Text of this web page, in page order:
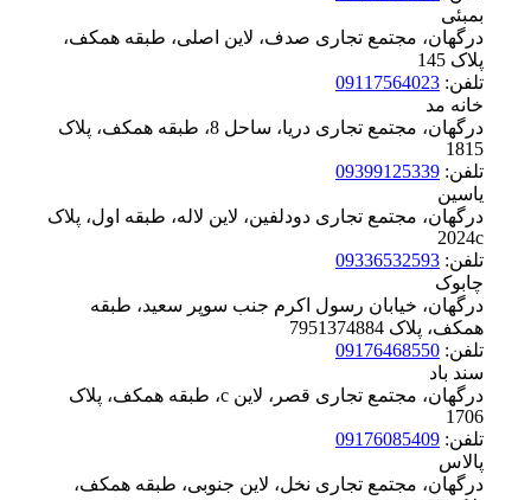
بمبئی
درگهان، مجتمع تجاری صدف، لاین اصلی، طبقه همکف،
پلاک ‪145
تلفن: 09117564023
خانه مد
درگهان، مجتمع تجاری دریا، ساحل 8، طبقه همکف، پلاک
‪1815
تلفن: 09399125339
یاسین
درگهان، مجتمع تجاری دودلفین، لاین لاله، طبقه اول، پلاک
‪2024c
تلفن: 09336532593
چابوک
درگهان، خیابان رسول اکرم جنب سوپر سعید، طبقه
همکف، پلاک ‪7951374884
تلفن: 09176468550
سند باد
درگهان، مجتمع تجاری قصر، لاین c، طبقه همکف، پلاک
‪1706
تلفن: 09176085409
پالاس
درگهان، مجتمع تجاری نخل، لاین جنوبی، طبقه همکف،